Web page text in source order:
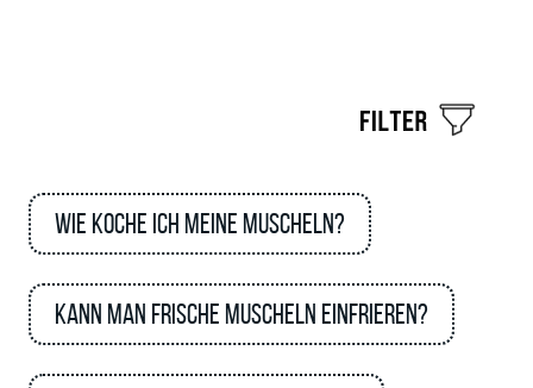
Wie koche ich meine Muscheln?
Kann man frische Muscheln einfrieren?